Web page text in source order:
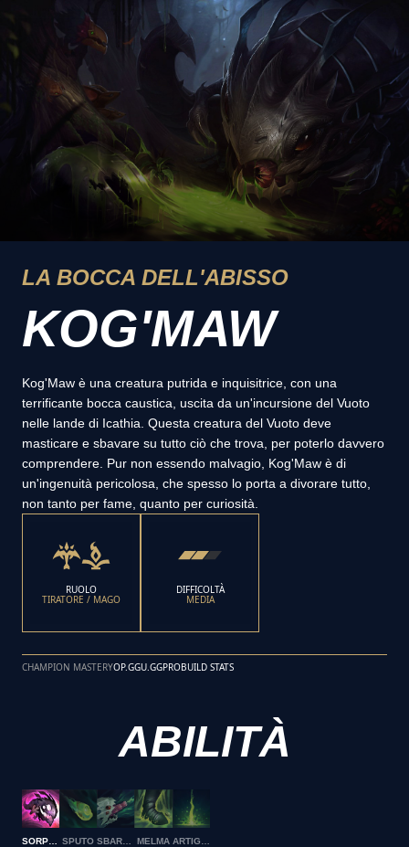
LA BOCCA DELL'ABISSO
KOG'MAW
Kog'Maw è una creatura putrida e inquisitrice, con una
terrificante bocca caustica, uscita da un'incursione del Vuoto
nelle lande di Icathia. Questa creatura del Vuoto deve
masticare e sbavare su tutto ciò che trova, per poterlo davvero
comprendere. Pur non essendo malvagio, Kog'Maw è di
un'ingenuità pericolosa, che spesso lo porta a divorare tutto,
non tanto per fame, quanto per curiosità.
RUOLO
TIRATORE / MAGO
DIFFICOLTÀ
MEDIA
CHAMPION MASTERYOP.GGU.GGPROBUILD STATS
ABILITÀ
SORPRESASPUTO SBARRAMENTO
MELMA ARTIGLIERIA